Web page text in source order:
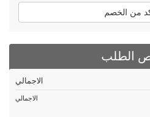
الطلب
الاجمالي
الاجمالي